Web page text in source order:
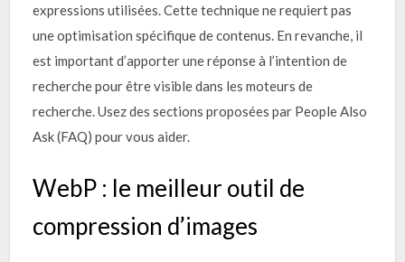
expressions utilisées. Cette technique ne requiert pas
une optimisation spécifique de contenus. En revanche, il
est important d’apporter une réponse à l’intention de
recherche pour être visible dans les moteurs de
recherche. Usez des sections proposées par People Also
Ask (FAQ) pour vous aider.
WebP : le meilleur outil de
compression d’images